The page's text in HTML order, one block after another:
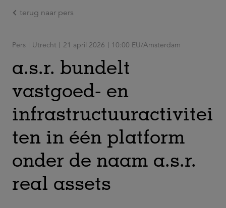
Ga naar de hoofdinhoud
terug naar pers
Pers Utrecht 21 april 2026 10:00 EU/Amsterdam
a.s.r. bundelt
vastgoed- en
infrastructuuractivitei
ten in één platform
onder de naam a.s.r.
real assets